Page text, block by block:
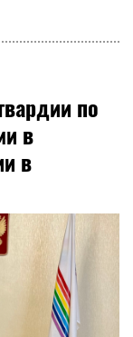
по
в
в